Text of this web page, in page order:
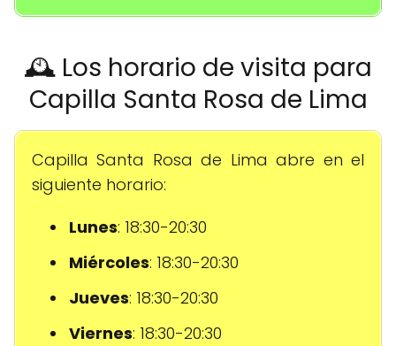
🕰️ Los horario de visita para
Capilla Santa Rosa de Lima
Capilla Santa Rosa de Lima abre en el
siguiente horario:
Lunes: 18:30-20:30
Miércoles: 18:30-20:30
Jueves: 18:30-20:30
Viernes: 18:30-20:30